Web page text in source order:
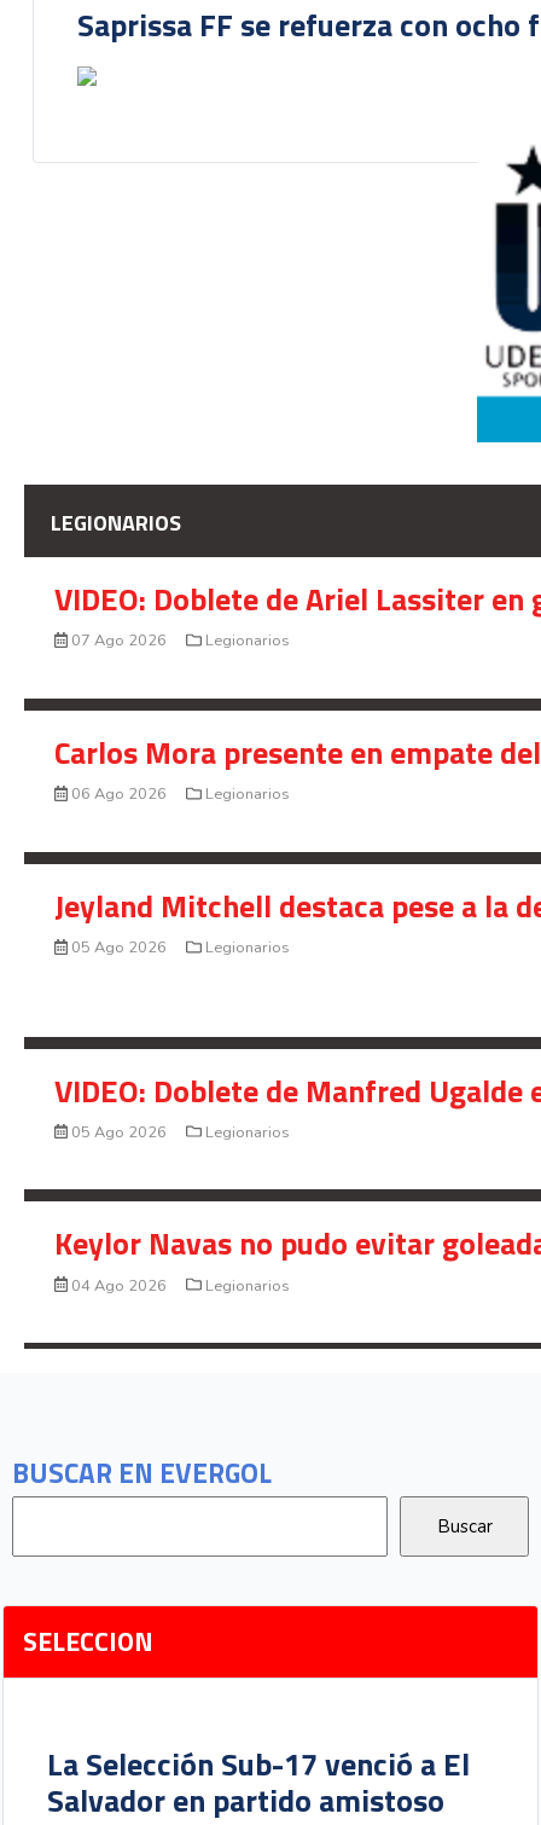
BUSCAR EN EVERGOL
SELECCION
La Selección Sub-17 venció a El
Salvador en partido amistoso
Saprissa FF se refuerza con
LEGIONARIOS
VIDEO: Doblete de Ariel Lassiter
07 Ago 2026 Legionarios
Carlos Mora presente en empate
06 Ago 2026 Legionarios
Jeyland Mitchell destaca pese a la
05 Ago 2026 Legionarios
VIDEO: Doblete de Manfred
05 Ago 2026 Legionarios
Keylor Navas no pudo evitar
04 Ago 2026 Legionarios